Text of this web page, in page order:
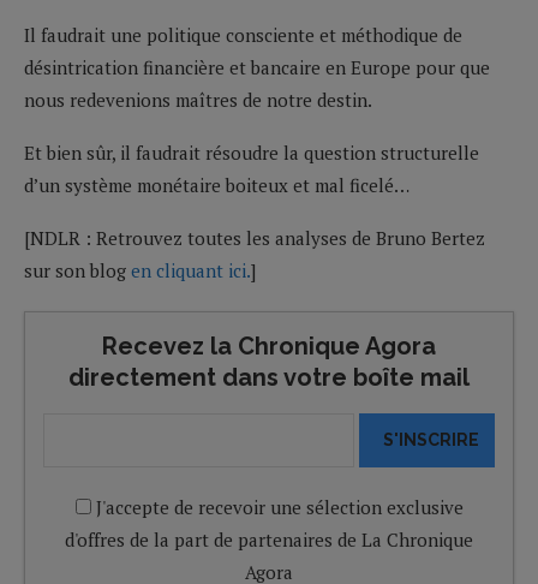
Il faudrait une politique consciente et méthodique de
désintrication financière et bancaire en Europe pour que
nous redevenions maîtres de notre destin.
Et bien sûr, il faudrait résoudre la question structurelle
d’un système monétaire boiteux et mal ficelé…
[NDLR : Retrouvez toutes les analyses de Bruno Bertez
sur son blog en cliquant ici.]
Recevez la Chronique Agora
directement dans votre boîte mail
S'INSCRIRE
J'accepte de recevoir une sélection exclusive
d'offres de la part de partenaires de La Chronique
Agora